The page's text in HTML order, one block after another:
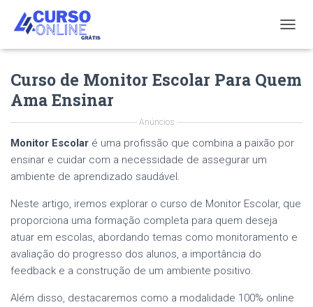
O
G
L
V
I
N
Curso de Monitor Escolar Para Quem
Ama Ensinar
Anúncios
Monitor Escolar é uma profissão que combina a paixão por
ensinar e cuidar com a necessidade de assegurar um
ambiente de aprendizado saudável.
Neste artigo, iremos explorar o curso de Monitor Escolar, que
proporciona uma formação completa para quem deseja
atuar em escolas, abordando temas como monitoramento e
avaliação do progresso dos alunos, a importância do
feedback e a construção de um ambiente positivo.
Além disso, destacaremos como a modalidade 100% online